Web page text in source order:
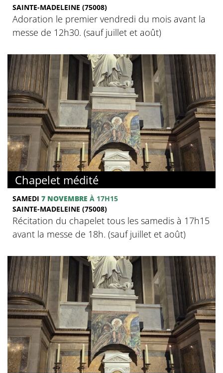
SAINTE-MADELEINE (75008)
Adoration le premier vendredi du mois avant la
messe de 12h30. (sauf juillet et août)
Chapelet médité
SAMEDI 7 NOVEMBRE À 17H15
SAINTE-MADELEINE (75008)
Récitation du chapelet tous les samedis à 17h15
avant la messe de 18h. (sauf juillet et août)